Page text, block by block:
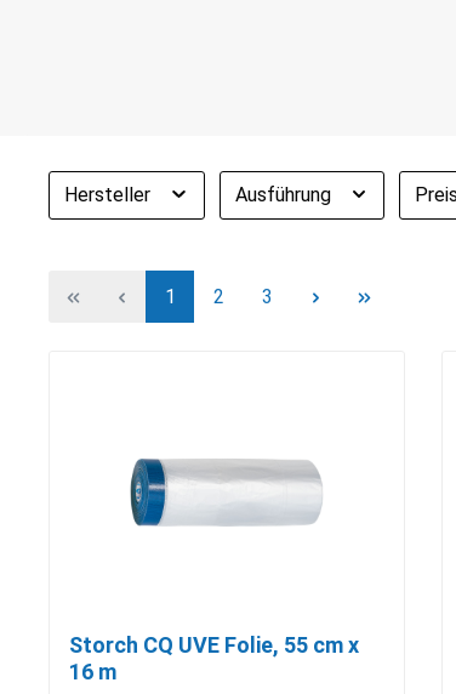
Hersteller Ausführung Preis
1 2 3
Storch CQ UVE Folie, 55 cm x
16 m